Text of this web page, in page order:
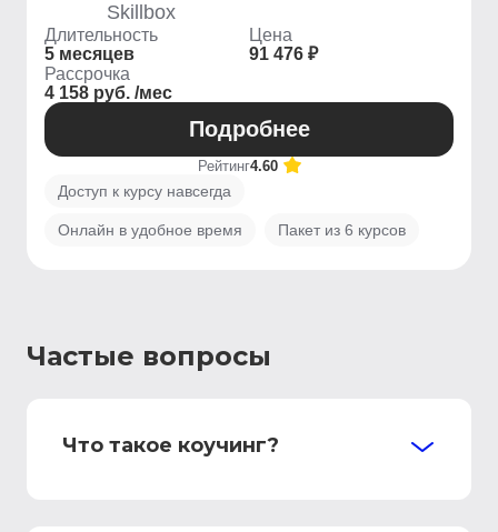
Skillbox
Длительность
5 месяцев
Цена
91 476 ₽
Рассрочка
4 158 руб. /мес
Подробнее
Рейтинг4.60
Доступ к курсу навсегда
Онлайн в удобное время Пакет из 6 курсов
Частые вопросы
Что такое коучинг?